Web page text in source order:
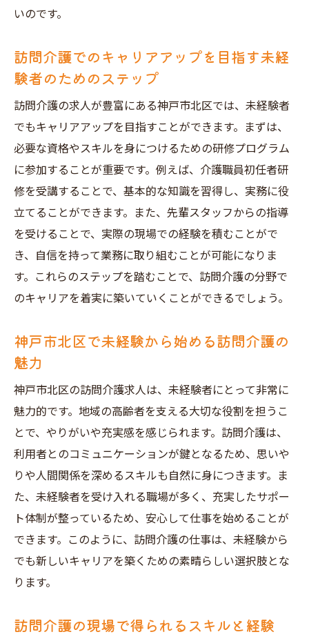
いのです。
訪問介護でのキャリアアップを目指す未経
験者のためのステップ
訪問介護の求人が豊富にある神戸市北区では、未経験者
でもキャリアアップを目指すことができます。まずは、
必要な資格やスキルを身につけるための研修プログラム
に参加することが重要です。例えば、介護職員初任者研
修を受講することで、基本的な知識を習得し、実務に役
立てることができます。また、先輩スタッフからの指導
を受けることで、実際の現場での経験を積むことがで
き、自信を持って業務に取り組むことが可能になりま
す。これらのステップを踏むことで、訪問介護の分野で
のキャリアを着実に築いていくことができるでしょう。
神戸市北区で未経験から始める訪問介護の
魅力
神戸市北区の訪問介護求人は、未経験者にとって非常に
魅力的です。地域の高齢者を支える大切な役割を担うこ
とで、やりがいや充実感を感じられます。訪問介護は、
利用者とのコミュニケーションが鍵となるため、思いや
りや人間関係を深めるスキルも自然に身につきます。ま
た、未経験者を受け入れる職場が多く、充実したサポー
ト体制が整っているため、安心して仕事を始めることが
できます。このように、訪問介護の仕事は、未経験から
でも新しいキャリアを築くための素晴らしい選択肢とな
ります。
訪問介護の現場で得られるスキルと経験